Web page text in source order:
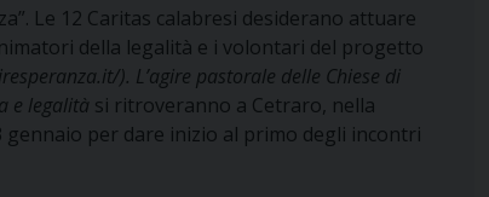
Le 12 Caritas calabresi desiderano attuare
della legalità e i volontari del progetto
). L’agire pastorale delle Chiese di
e legalità si ritroveranno a Cetraro, nella
gennaio per dare inizio al primo degli incontri